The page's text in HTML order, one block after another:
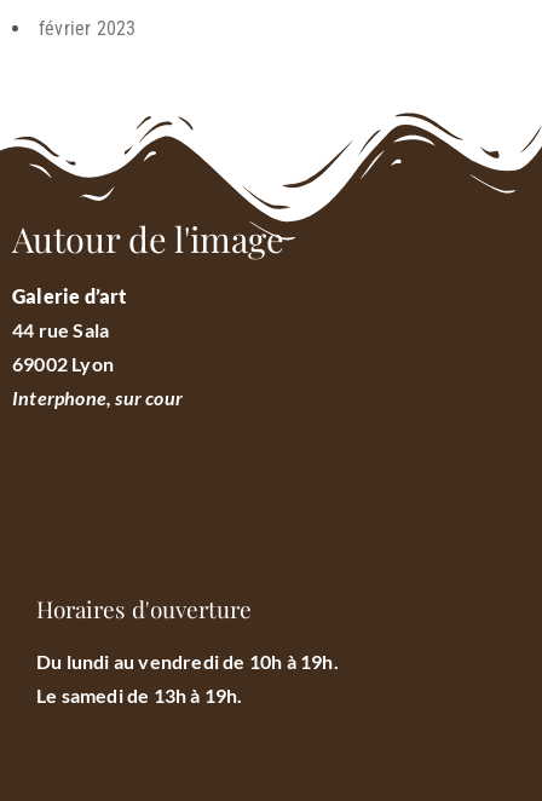
février 2023
Autour de l'image
Galerie d’art
44 rue Sala
69002 Lyon
Interphone, sur cour
Horaires d'ouverture
Du lundi au vendredi de 10h à 19h.
Le samedi de 13h à 19h.